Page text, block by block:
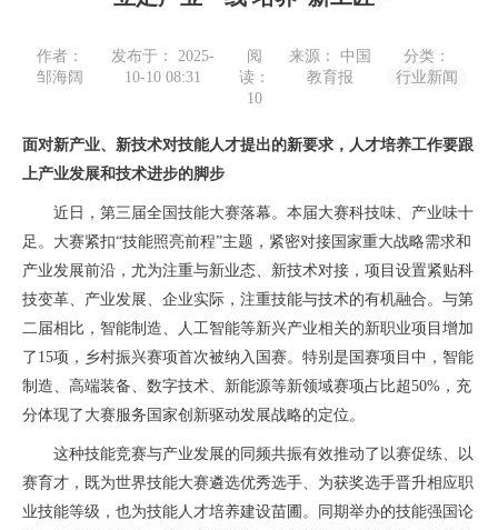
作者：
邹海阔
发布于： 2025-
10-10 08:31
阅
读：
10
来源： 中国
教育报
分类：
行业新闻
面对新产业、新技术对技能人才提出的新要求，人才培养工作要跟
上产业发展和技术进步的脚步
近日，第三届全国技能大赛落幕。本届大赛科技味、产业味十
足。大赛紧扣“技能照亮前程”主题，紧密对接国家重大战略需求和
产业发展前沿，尤为注重与新业态、新技术对接，项目设置紧贴科
技变革、产业发展、企业实际，注重技能与技术的有机融合。与第
二届相比，智能制造、人工智能等新兴产业相关的新职业项目增加
了15项，乡村振兴赛项首次被纳入国赛。特别是国赛项目中，智能
制造、高端装备、数字技术、新能源等新领域赛项占比超50%，充
分体现了大赛服务国家创新驱动发展战略的定位。
这种技能竞赛与产业发展的同频共振有效推动了以赛促练、以
赛育才，既为世界技能大赛遴选优秀选手、为获奖选手晋升相应职
业技能等级，也为技能人才培养建设苗圃。同期举办的技能强国论